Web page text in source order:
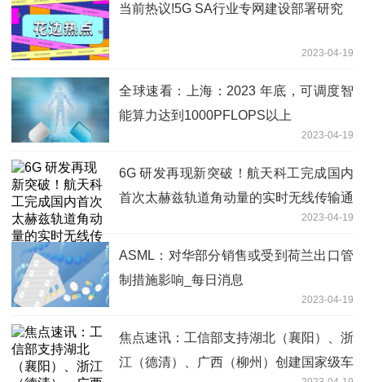
当前热议!5G SA行业专网建设部署研究
2023-04-19
全球速看：上海：2023 年底，可调度智
能算力达到1000PFLOPS以上
2023-04-19
6G 研发再现新突破！航天科工完成国内
首次太赫兹轨道角动量的实时无线传输通
2023-04-19
ASML：对华部分销售或受到荷兰出口管
制措施影响_每日消息
2023-04-19
焦点速讯：工信部支持湖北（襄阳）、浙
江（德清）、广西（柳州）创建国家级车